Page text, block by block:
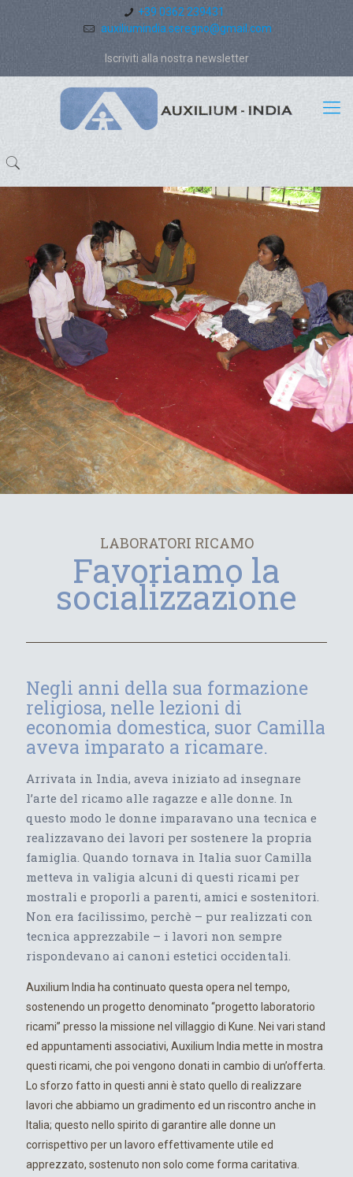
+39 0362 239431
auxiliumindia.seregno@gmail.com
Iscriviti alla nostra newsletter
LABORATORI RICAMO
Favoriamo la
socializzazione
Negli anni della sua formazione
religiosa, nelle lezioni di
economia domestica, suor Camilla
aveva imparato a ricamare.
Arrivata in India, aveva iniziato ad insegnare
l’arte del ricamo alle ragazze e alle donne. In
questo modo le donne imparavano una tecnica e
realizzavano dei lavori per sostenere la propria
famiglia. Quando tornava in Italia suor Camilla
metteva in valigia alcuni di questi ricami per
mostrali e proporli a parenti, amici e sostenitori.
Non era facilissimo, perchè – pur realizzati con
tecnica apprezzabile – i lavori non sempre
rispondevano ai canoni estetici occidentali.
Auxilium India ha continuato questa opera nel tempo,
sostenendo un progetto denominato “progetto laboratorio
ricami” presso la missione nel villaggio di Kune. Nei vari stand
ed appuntamenti associativi, Auxilium India mette in mostra
questi ricami, che poi vengono donati in cambio di un’offerta.
Lo sforzo fatto in questi anni è stato quello di realizzare
lavori che abbiamo un gradimento ed un riscontro anche in
Italia; questo nello spirito di garantire alle donne un
corrispettivo per un lavoro effettivamente utile ed
apprezzato, sostenuto non solo come forma caritativa.